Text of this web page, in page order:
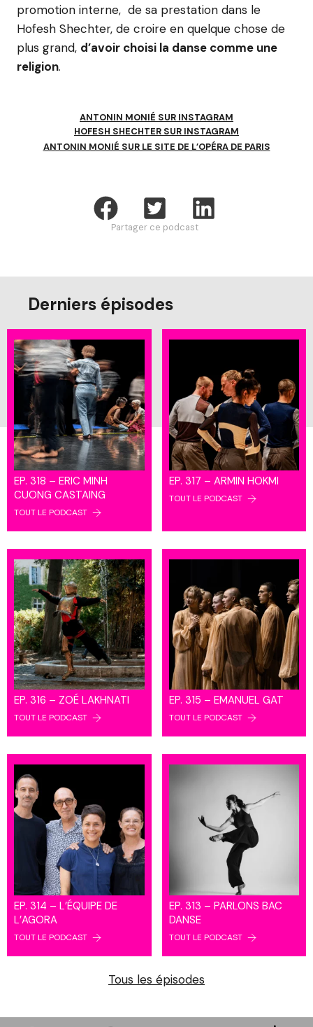
promotion interne, de sa prestation dans le
Hofesh Shechter, de croire en quelque chose de
plus grand, d’avoir choisi la danse comme une
religion.
ANTONIN MONIÉ SUR INSTAGRAM
HOFESH SHECHTER SUR INSTAGRAM
ANTONIN MONIÉ SUR LE SITE DE L’OPÉRA DE PARIS
Partager ce podcast
Derniers épisodes
EP. 318 – ERIC MINH
CUONG CASTAING
TOUT LE PODCAST
EP. 317 – ARMIN HOKMI
TOUT LE PODCAST
EP. 316 – ZOÉ LAKHNATI
TOUT LE PODCAST
EP. 315 – EMANUEL GAT
TOUT LE PODCAST
EP. 314 – L’ÉQUIPE DE
L’AGORA
TOUT LE PODCAST
EP. 313 – PARLONS BAC
DANSE
TOUT LE PODCAST
Tous les épisodes